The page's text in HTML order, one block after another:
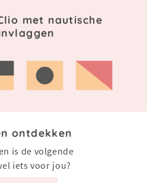
met nautische
ontdekken
is de volgende
iets voor jou?